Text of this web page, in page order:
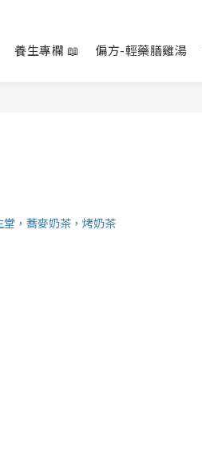
養生專欄 📖 偏方-輕藥膳雞湯